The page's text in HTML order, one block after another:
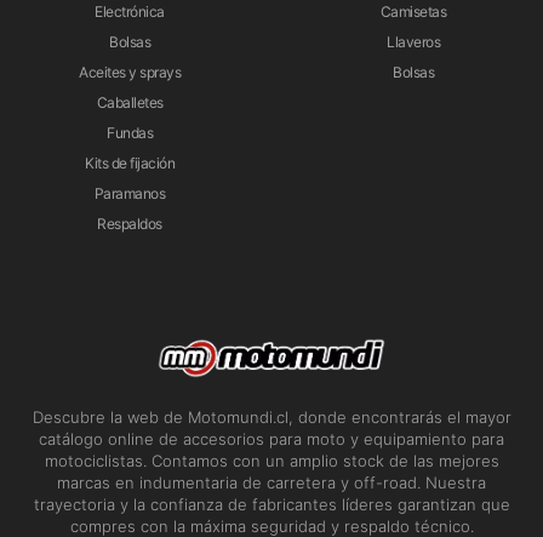
Electrónica
Bolsas
Aceites y sprays
Caballetes
Fundas
Kits de fijación
Paramanos
Respaldos
Camisetas
Llaveros
Bolsas
Descubre la web de Motomundi.cl, donde encontrarás el mayor
catálogo online de accesorios para moto y equipamiento para
motociclistas. Contamos con un amplio stock de las mejores
marcas en indumentaria de carretera y off-road. Nuestra
trayectoria y la confianza de fabricantes líderes garantizan que
compres con la máxima seguridad y respaldo técnico.